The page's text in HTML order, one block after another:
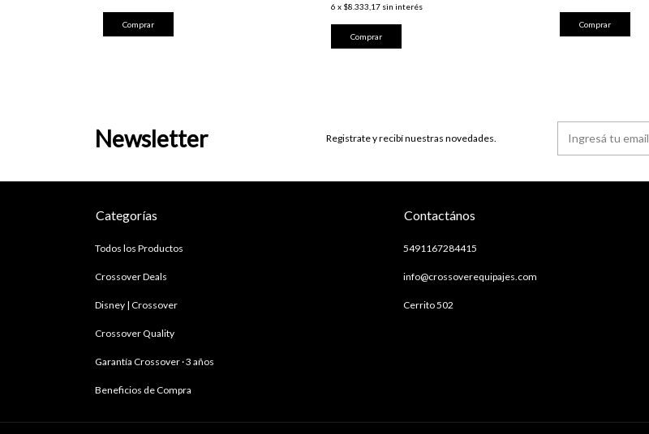
6 x $8.333,17 sin interés
Newsletter Registrate y recibí nuestras novedades.
Categorías
Todos los Productos
Crossover Deals
Disney | Crossover
Crossover Quality
Garantía Crossover · 3 años
Beneficios de Compra
Contactános
5491167284415
info@crossoverequipajes.com
Cerrito 502